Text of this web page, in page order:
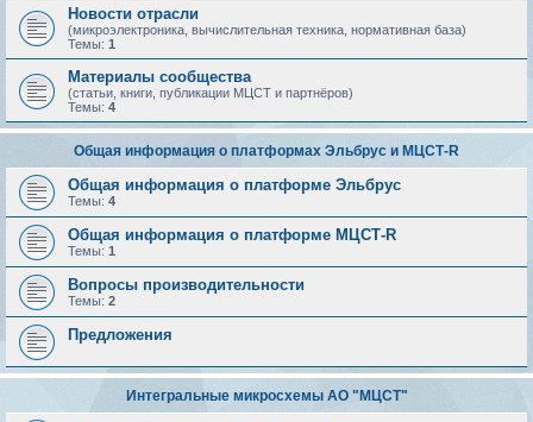
Новости отрасли
(микроэлектроника, вычислительная техника, нормативная база)
Темы: 1
Материалы сообщества
(статьи, книги, публикации МЦСТ и партнёров)
Темы: 4
Общая информация о платформах Эльбрус и МЦСТ-R
Общая информация о платформе Эльбрус
Темы: 4
Общая информация о платформе МЦСТ-R
Темы: 1
Вопросы производительности
Темы: 2
Предложения
Интегральные микросхемы АО "МЦСТ"